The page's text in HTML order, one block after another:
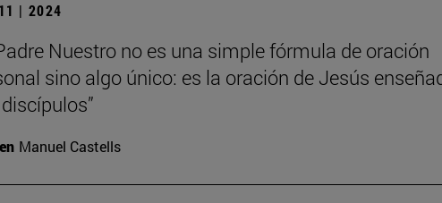
| 2024
Nuestro no es una simple fórmula de oración
sino algo único: es la oración de Jesús
Manuel Castells